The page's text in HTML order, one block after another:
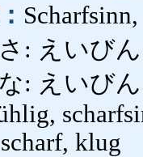
: えいび
: えいびん
klug